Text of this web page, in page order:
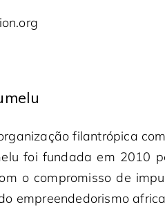
filantrópica
foi fundada em 2010
o compromisso de
empreendedorismo